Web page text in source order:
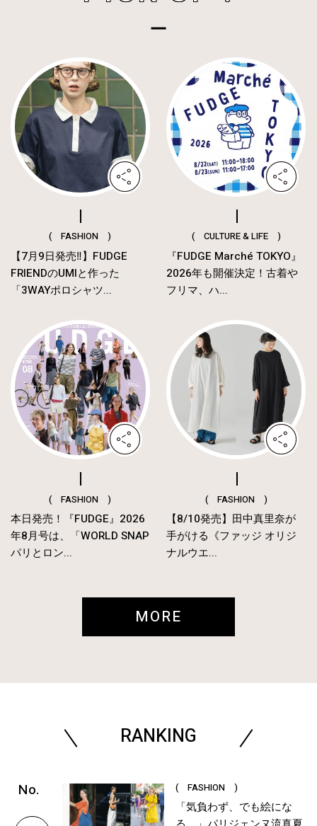
( FASHION )
【7月9日発売‼︎】FUDGE
FRIENDのUMIと作った
「3WAYポロシャツ...
( CULTURE & LIFE )
『FUDGE Marché TOKYO』
2026年も開催決定！古着や
フリマ、ハ...
( FASHION )
本日発売！『FUDGE』2026
年8月号は、「WORLD SNAP
パリとロン...
( FASHION )
【8/10発売】田中真里奈が
手がける《ファッジ オリジ
ナルウエ...
MORE
RANKING
( FASHION )
「気負わず、でも絵にな